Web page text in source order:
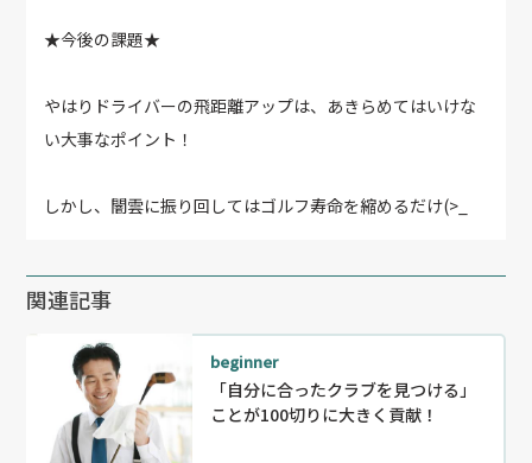
★今後の課題★
やはりドライバーの飛距離アップは、あきらめてはいけな
い大事なポイント！
しかし、闇雲に振り回してはゴルフ寿命を縮めるだけ(>_
関連記事
beginner
「自分に合ったクラブを見つける」
ことが100切りに大きく貢献！